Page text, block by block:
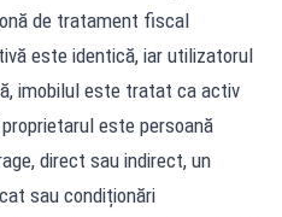
de tratament fiscal
este identică, iar utilizatorul
imobilul este tratat ca activ
este persoană
direct sau indirect, un
sau condiționări